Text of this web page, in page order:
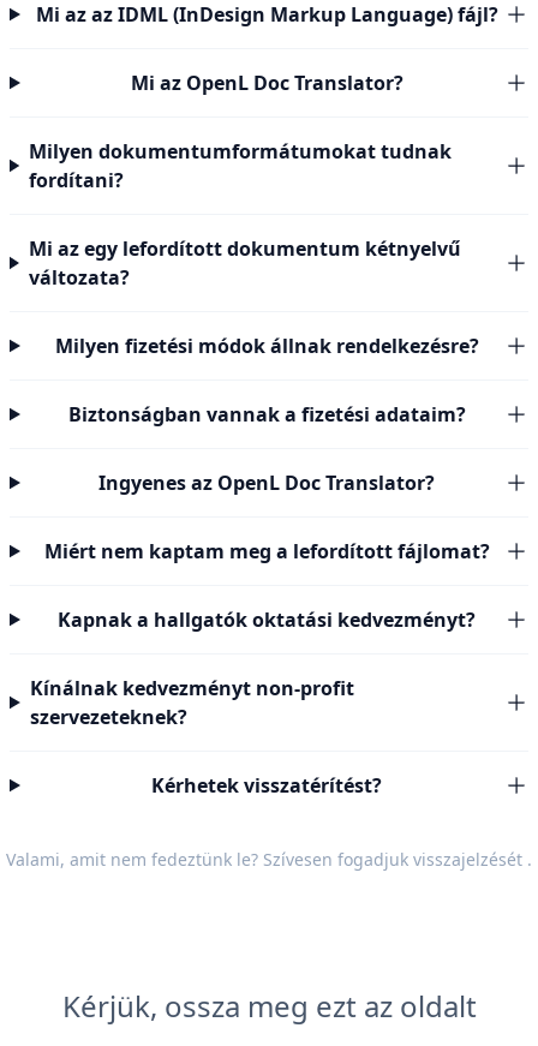
Mi az az IDML (InDesign Markup Language) fájl?
Mi az OpenL Doc Translator?
Milyen dokumentumformátumokat tudnak
fordítani?
Mi az egy lefordított dokumentum kétnyelvű
változata?
Milyen fizetési módok állnak rendelkezésre?
Biztonságban vannak a fizetési adataim?
Ingyenes az OpenL Doc Translator?
Miért nem kaptam meg a lefordított fájlomat?
Kapnak a hallgatók oktatási kedvezményt?
Kínálnak kedvezményt non-profit
szervezeteknek?
Kérhetek visszatérítést?
Valami, amit nem fedeztünk le? Szívesen fogadjuk visszajelzését .
Kérjük, ossza meg ezt az oldalt